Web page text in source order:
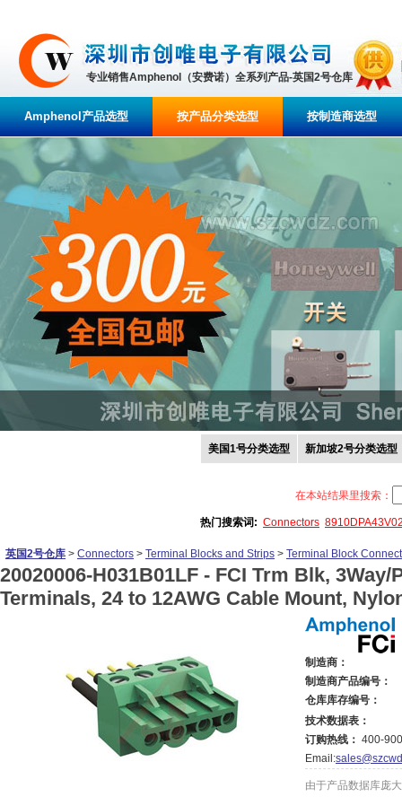
专业销售Amphenol（安费诺）全系列产品-英国2号仓库
Amphenol产品选型 按产品分类选型 按制造商选型
美国1号分类选型 新加坡2号分类选型
在本站结果里搜索：
热门搜索词: Connectors
英国2号仓库 > Connectors > Terminal Blocks and Strips > Terminal Block
20020006-H031B01LF - FCI Trm Blk, 3Way/
Terminals, 24 to 12AWG Cable Mount,
制造商：
制造商产品编号：
仓库库存编号：
技术数据表：
订购热线： 400-
Email:
由于产品数据库庞